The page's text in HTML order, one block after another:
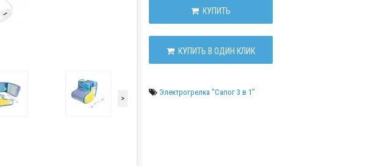
>
КУПИТЬ
КУПИТЬ В ОДИН КЛИК
Электрогрелка "Сапог 3 в 1"